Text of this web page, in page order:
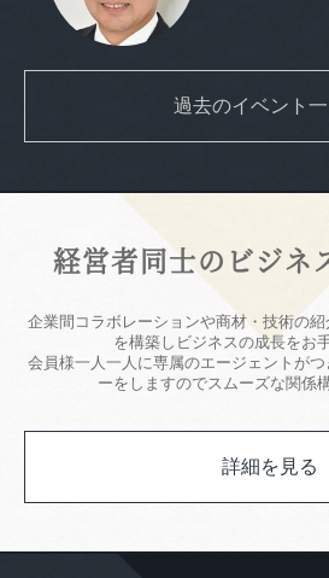
過去のイベント
経営者同士のビジネ
企業間コラボレーションや商材・技術の
を構築しビジネスの成長をお
会員様一人一人に専属のエージェントが
ーをしますのでスムーズな関係
詳細を見る